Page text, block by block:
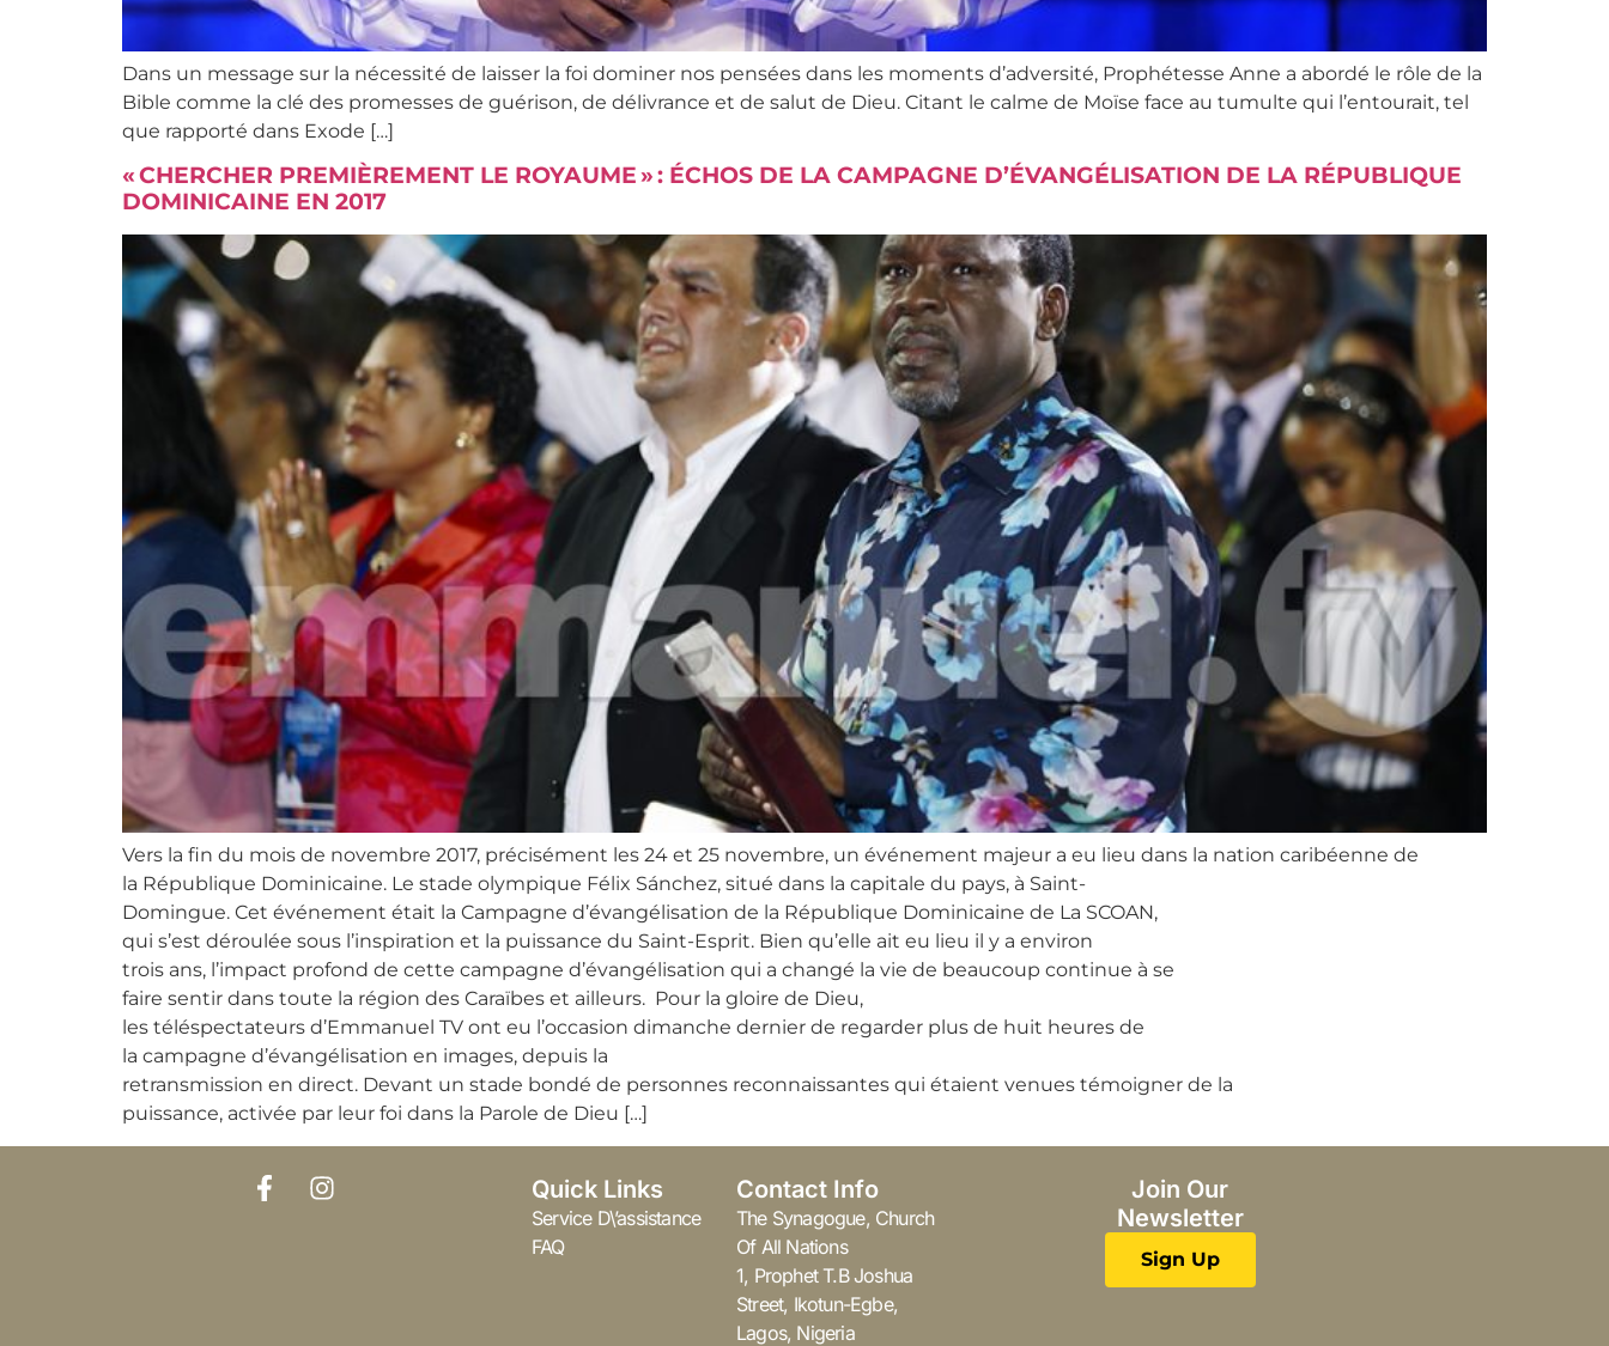
Dans un message sur la nécessité de laisser la foi dominer nos pensées dans les moments d’adversité, Prophétesse Anne a abordé le rôle de la
Bible comme la clé des promesses de guérison, de délivrance et de salut de Dieu. Citant le calme de Moïse face au tumulte qui l’entourait, tel
que rapporté dans Exode […]
« CHERCHER PREMIÈREMENT LE ROYAUME » : ÉCHOS DE LA CAMPAGNE D’ÉVANGÉLISATION DE LA RÉPUBLIQUE
DOMINICAINE EN 2017
Vers la fin du mois de novembre 2017, précisément les 24 et 25 novembre, un événement majeur a eu lieu dans la nation caribéenne de
la République Dominicaine. Le stade olympique Félix Sánchez, situé dans la capitale du pays, à Saint-
Domingue. Cet événement était la Campagne d’évangélisation de la République Dominicaine de La SCOAN,
qui s’est déroulée sous l’inspiration et la puissance du Saint-Esprit. Bien qu’elle ait eu lieu il y a environ
trois ans, l’impact profond de cette campagne d’évangélisation qui a changé la vie de beaucoup continue à se
faire sentir dans toute la région des Caraïbes et ailleurs. Pour la gloire de Dieu,
les téléspectateurs d’Emmanuel TV ont eu l’occasion dimanche dernier de regarder plus de huit heures de
la campagne d’évangélisation en images, depuis la
retransmission en direct. Devant un stade bondé de personnes reconnaissantes qui étaient venues témoigner de la
puissance, activée par leur foi dans la Parole de Dieu […]
Quick Links
Service D\’assistance
FAQ
Contact Info
The Synagogue, Church
Of All Nations
1, Prophet T.B Joshua
Street, Ikotun-Egbe,
Lagos, Nigeria
Join Our
Newsletter
Sign Up